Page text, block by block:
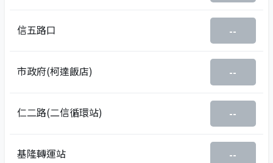
信五路口 --
市政府(柯達飯店) --
仁二路(二信循環站) --
基隆轉運站 --